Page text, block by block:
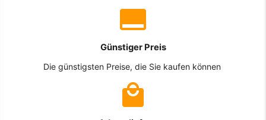
Günstiger Preis
Die günstigsten Preise, die Sie kaufen können